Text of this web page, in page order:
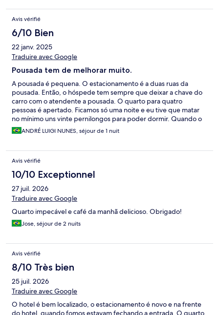
saímos de viagem por 12h na estrada. Fiquei no quarto 202 e
espero que os outros quartos tenham colchões melhores. Se
tiver, vale a pena se hospedar, se não tiver, definitivamente,
nada compensa uma noite dormida na madeira
Avis vérifié
6/10 Bien
22 janv. 2025
Traduire avec Google
Pousada tem de melhorar muito.
A pousada é pequena. O estacionamento é a duas ruas da
pousada. Então, o hóspede tem sempre que deixar a chave do
carro com o atendente a pousada. O quarto para quatro
pessoas é apertado. Ficamos só uma noite e eu tive que matar
no mínimo uns vinte pernilongos para poder dormir. Quando o
hóspede chega com as malas tem que subir uma escadaria para
colocar as malas no quarto, porque ninguém se prontifica a
maçaneta da porta e as tomadas estavam com defeito. O café
da manhã é até às dez horas. Eu presenciei, por volta das
9h30m, uma mulher que acredito ser a chefe da cozinha
dizendo para outra funcionária que não servidora mais pão de
queijo porque estava próximo do fim do café da manhã. A
piscina que aparece nas imagens como se fosse enorme, na
pousada muito simples e com diversos problemas.
ANDRÉ LUIGI NUNES, séjour de 1 nuit
Avis vérifié
10/10 Exceptionnel
27 juil. 2026
Traduire avec Google
Quarto impecável e café da manhã delicioso. Obrigado!
Jose, séjour de 2 nuits
Avis vérifié
8/10 Très bien
25 juil. 2026
Traduire avec Google
O hotel é bem localizado, o estacionamento é novo e na frente
do hotel, quando fomos estavam fechando a entrada. O quarto